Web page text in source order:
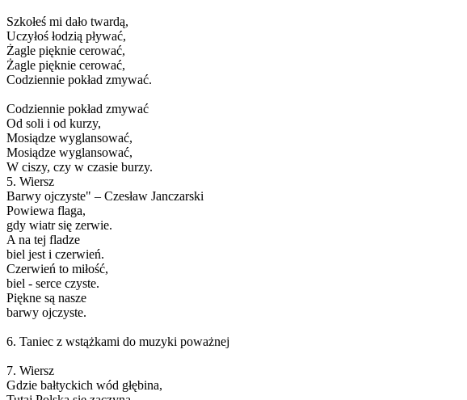
Szkołeś mi dało twardą,
Uczyłoś łodzią pływać,
Żagle pięknie cerować,
Żagle pięknie cerować,
Codziennie pokład zmywać.
Codziennie pokład zmywać
Od soli i od kurzy,
Mosiądze wyglansować,
Mosiądze wyglansować,
W ciszy, czy w czasie burzy.
5. Wiersz
Barwy ojczyste" – Czesław Janczarski
Powiewa flaga,
gdy wiatr się zerwie.
A na tej fladze
biel jest i czerwień.
Czerwień to miłość,
biel - serce czyste.
Piękne są nasze
barwy ojczyste.
6. Taniec z wstążkami do muzyki poważnej
7. Wiersz
Gdzie bałtyckich wód głębina,